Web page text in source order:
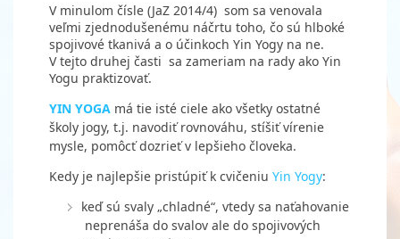
V minulom čísle (JaZ 2014/4) som sa venovala
veľmi zjednodušenému náčrtu toho, čo sú hlboké
spojivové tkanivá a o účinkoch Yin Yogy na ne.
V tejto druhej časti sa zameriam na rady ako Yin
Yogu praktizovať.
YIN YOGA má tie isté ciele ako všetky ostatné
školy jogy, t.j. navodiť rovnováhu, stíšiť vírenie
mysle, pomôcť dozrieť v lepšieho človeka.
Kedy je najlepšie pristúpiť k cvičeniu Yin Yogy:
keď sú svaly „chladné“, vtedy sa naťahovanie
neprenáša do svalov ale do spojivových